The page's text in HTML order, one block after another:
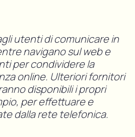
utenti di comunicare in
navigano sul web e
per condividere la
online. Ulteriori fornitori
disponibili i propri
per effettuare e
dalla rete telefonica.